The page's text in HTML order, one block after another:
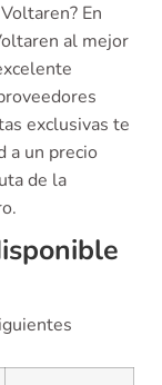
En
al mejor
exclusivas te
a un precio
de la